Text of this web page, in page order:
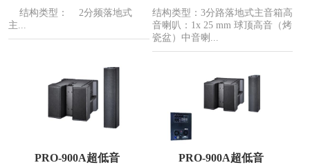
结构类型： 2分频落地式
主...
结构类型：3分路落地式主音箱高
音喇叭：1x 25 mm 球顶高音（烤
瓷盆）中音喇...
PRO-900A超低音 PRO-900A超低音